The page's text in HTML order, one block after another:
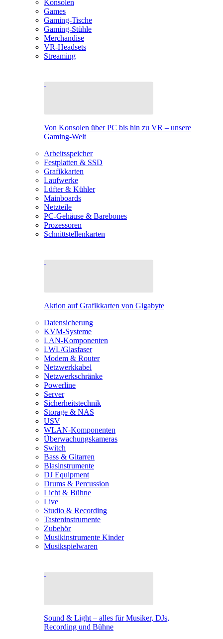
Konsolen
Games
Gaming-Tische
Gaming-Stühle
Merchandise
VR-Headsets
Streaming
Von Konsolen über PC bis hin zu VR – unsere
Gaming-Welt
Arbeitsspeicher
Festplatten & SSD
Grafikkarten
Laufwerke
Lüfter & Kühler
Mainboards
Netzteile
PC-Gehäuse & Barebones
Prozessoren
Schnittstellenkarten
Aktion auf Grafikkarten von Gigabyte
Datensicherung
KVM-Systeme
LAN-Komponenten
LWL/Glasfaser
Modem & Router
Netzwerkkabel
Netzwerkschränke
Powerline
Server
Sicherheitstechnik
Storage & NAS
USV
WLAN-Komponenten
Überwachungskameras
Switch
Bass & Gitarren
Blasinstrumente
DJ Equipment
Drums & Percussion
Licht & Bühne
Live
Studio & Recording
Tasteninstrumente
Zubehör
Musikinstrumente Kinder
Musikspielwaren
Sound & Light – alles für Musiker, DJs,
Recording und Bühne